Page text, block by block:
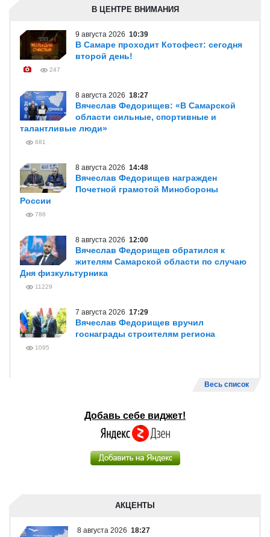
В ЦЕНТРЕ ВНИМАНИЯ
9 августа 2026 10:39
В Самаре проходит Котофест: сегодня
второй день!
247
8 августа 2026 18:27
Вячеслав Федорищев: «В Самарской
области сильные, спортивные и
талантливые люди»
681
8 августа 2026 14:48
Вячеслав Федорищев награжден
Почетной грамотой Минобороны
России
786
8 августа 2026 12:00
Вячеслав Федорищев обратился к
жителям Самарской области по случаю
Дня физкультурника
11229
7 августа 2026 17:29
Вячеслав Федорищев вручил
госнаграды строителям региона
1095
Весь список
Добавь себе виджет!
АКЦЕНТЫ
8 августа 2026 18:27